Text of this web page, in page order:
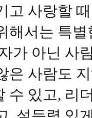
고 사랑할
해서는 특
가 아닌 사
은 사람도
수 있고, 리